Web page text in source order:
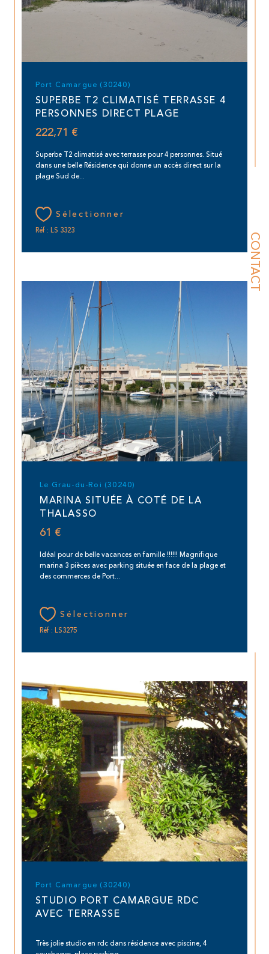
CONTACT
Port Camargue (30240)
SUPERBE T2 CLIMATISÉ TERRASSE 4
PERSONNES DIRECT PLAGE
222,71 €
Superbe T2 climatisé avec terrasse pour 4 personnes. Situé
dans une belle Résidence qui donne un accès direct sur la
plage Sud de...
Sélectionner
Réf : LS 3323
Le Grau-du-Roi (30240)
MARINA SITUÉE À COTÉ DE LA
THALASSO
61 €
Idéal pour de belle vacances en famille !!!!!! Magnifique
marina 3 pièces avec parking située en face de la plage et
des commerces de Port...
Sélectionner
Réf : LS3275
Port Camargue (30240)
STUDIO PORT CAMARGUE RDC
AVEC TERRASSE
Très jolie studio en rdc dans résidence avec piscine, 4